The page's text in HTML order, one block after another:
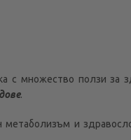
с множество ползи за
.
и